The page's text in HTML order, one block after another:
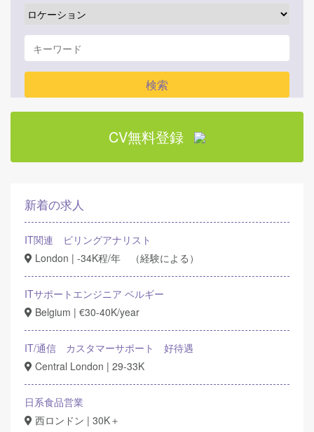
CV無料登録
新着の求人
IT関連 ビリングアナリスト
London | -34K程/年 （経験による）
ITサポートエンジニア ベルギー
Belgium | €30-40K/year
IT/通信 カスタマーサポート 好待遇
Central London | 29-33K
日系食品営業
西ロンドン | 30K＋